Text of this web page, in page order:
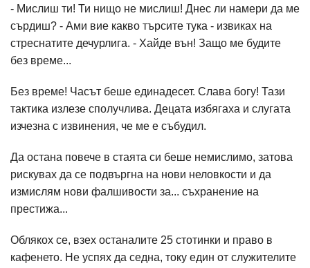
- Мислиш ти! Ти нищо не мислиш! Днес ли намери да ме
сърдиш? - Ами вие какво търсите тука - извиках на
стреснатите дечурлига. - Хайде вън! Защо ме будите
без време...
Без време! Часът беше единадесет. Слава богу! Тази
тактика излезе сполучлива. Децата избягаха и слугата
изчезна с извинения, че ме е събудил.
Да остана повече в стаята си беше немислимо, затова
рискувах да се подвъргна на нови неловкости и да
измислям нови фалшивости за... съхранение на
престижа...
Облякох се, взех останалите 25 стотинки и право в
кафенето. Не успях да седна, току един от служителите